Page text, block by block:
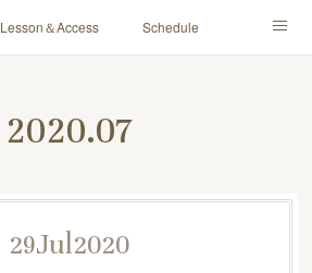
Lesson＆Access Schedule
2020.07
29Jul2020